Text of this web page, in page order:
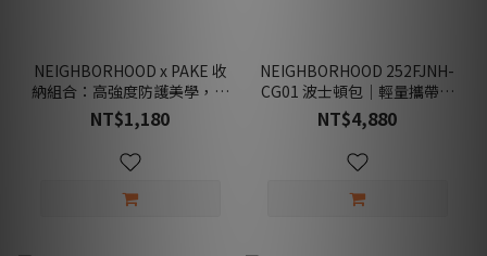
NEIGHBORHOOD x PAKE 收
納組合：高強度防護美學，讓
你的隨身小物展現硬派氣場
NT$1,180
NEIGHBORHOOD 252FJNH-
CG01 波士頓包｜輕量攜帶×
旅行用途
NT$4,880